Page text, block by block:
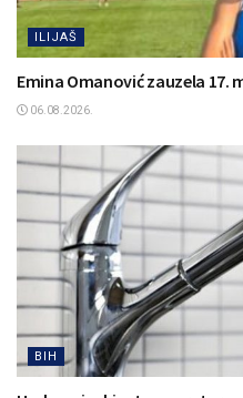
ILIJAŠ
Emina Omanović zauzela 17.
06.08.2026.
BIH